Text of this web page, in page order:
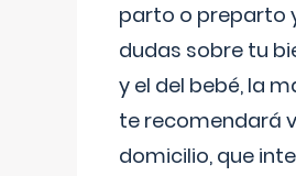
parto o preparto
dudas sobre tu
y el del bebé, la
te recomendará
domicilio, que